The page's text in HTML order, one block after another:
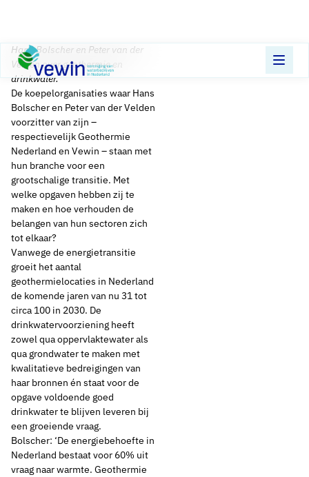
Direct naar content
Terug naar de startpagina
Hans Bolscher en Peter van der
Velden over geothermie en
drinkwater.
De koepelorganisaties waar Hans
Bolscher en Peter van der Velden
voorzitter van zijn –
respectievelijk Geothermie
Nederland en Vewin – staan met
hun branche voor een
grootschalige transitie. Met
welke opgaven hebben zij te
maken en hoe verhouden de
belangen van hun sectoren zich
tot elkaar?
Vanwege de energietransitie
groeit het aantal
geothermielocaties in Nederland
de komende jaren van nu 31 tot
circa 100 in 2030. De
drinkwatervoorziening heeft
zowel qua oppervlaktewater als
qua grondwater te maken met
kwalitatieve bedreigingen van
haar bronnen én staat voor de
opgave voldoende goed
drinkwater te blijven leveren bij
een groeiende vraag.
Bolscher: ‘De energiebehoefte in
Nederland bestaat voor 60% uit
vraag naar warmte. Geothermie